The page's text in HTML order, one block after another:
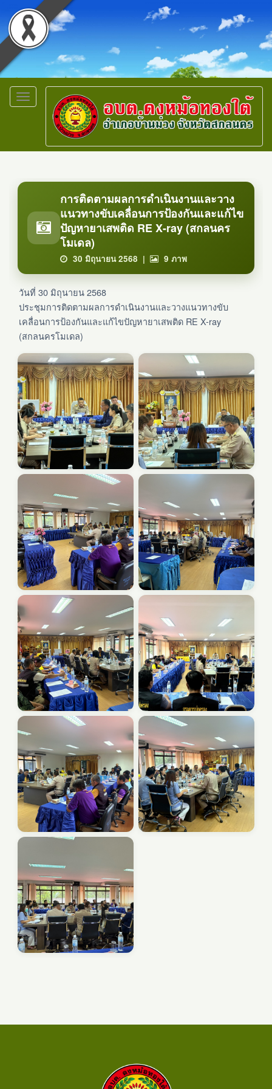
Toggle
navigation
การติดตามผลการดำเนินงานและวาง
แนวทางขับเคลื่อนการป้องกันและแก้ไข
ปัญหายาเสพติด RE X-ray (สกลนคร
โมเดล)
30 มิถุนายน 2568 | 9 ภาพ
วันที่ 30 มิถุนายน 2568
ประชุมการติดตามผลการดำเนินงานและวางแนวทางขับ
เคลื่อนการป้องกันและแก้ไขปัญหายาเสพติด RE X-ray
(สกลนครโมเดล)